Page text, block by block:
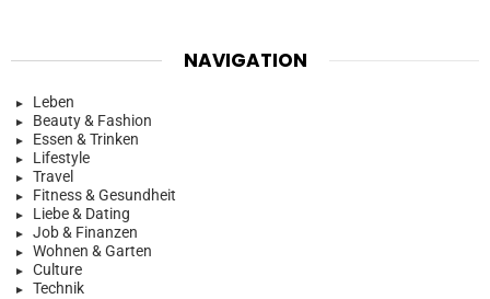
NAVIGATION
Leben
Beauty & Fashion
Essen & Trinken
Lifestyle
Travel
Fitness & Gesundheit
Liebe & Dating
Job & Finanzen
Wohnen & Garten
Culture
Technik